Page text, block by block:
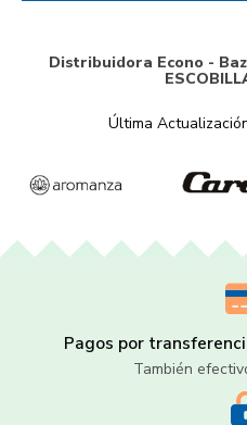
Distribuidora Econo -
Última
Pagos por
También